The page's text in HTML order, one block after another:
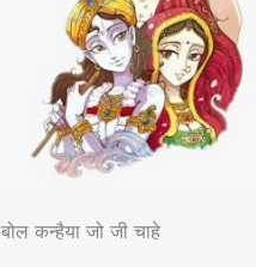
बोल कन्हैया जो जी चाहे